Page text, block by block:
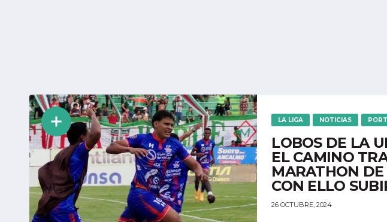
LA LIGA NOTICIAS
LOBOS DE LA
EL CAMINO
MARATHON
CON ELLO
26 OCTUBRE, 2024